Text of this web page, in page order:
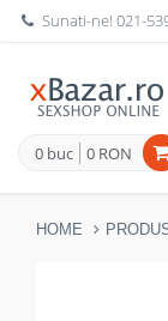
Sunati-ne!021-
0 buc 0 RON
HOME